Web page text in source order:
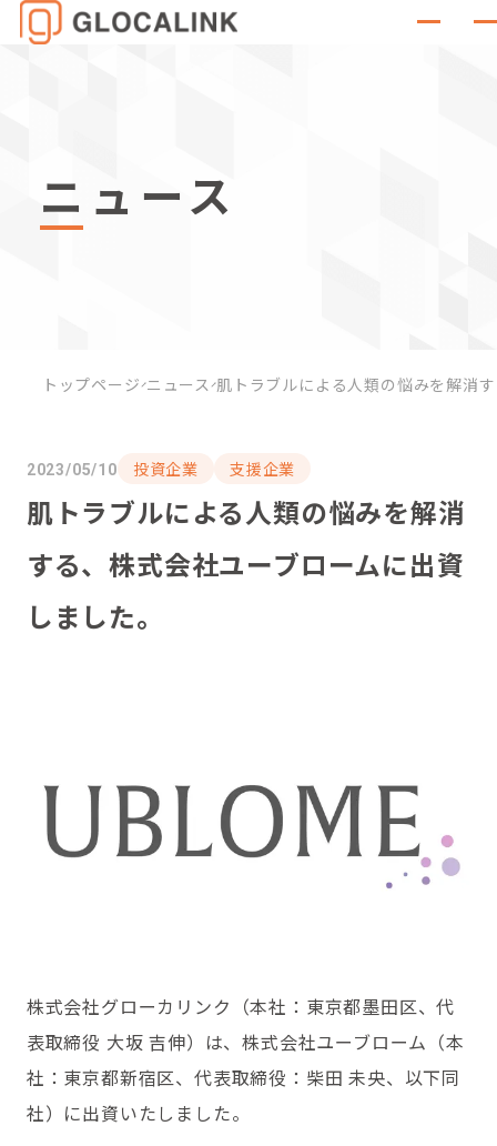
ニュース
トップページ ニュース 肌トラブルによる人類の悩みを解消
2023/05/10 投資企業 支援企業
肌トラブルによる人類の悩みを解消
する、株式会社ユーブロームに出資
しました。
株式会社グローカリンク（本社：東京都墨田区、代
表取締役 大坂 吉伸）は、株式会社ユーブローム（本
社：東京都新宿区、代表取締役：柴田 未央、以下同
社）に出資いたしました。